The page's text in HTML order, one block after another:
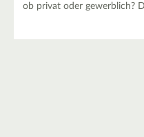
ob privat oder gewerblich?